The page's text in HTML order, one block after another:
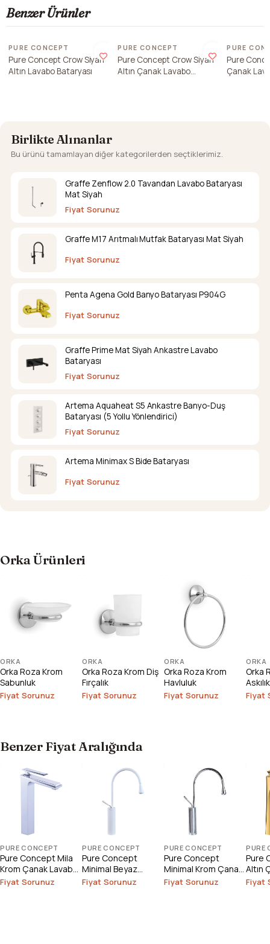
Benzer Ürünler
PURE CONCEPT
Pure Concept Crow Siyah
Altın Lavabo Bataryası
PURE CONCEPT
Pure Concept Crow Siyah
Altın Çanak Lavabo
PURE
Pure
Çanak
Birlikte Alınanlar
Bu ürünü tamamlayan diğer kategorilerden seçtiklerimiz.
Graffe Zenflow 2.0 Tavandan Lavabo Bataryası
Mat Siyah
Fiyat Sorunuz
Graffe M17 Arıtmalı Mutfak Bataryası Mat Siyah
Fiyat Sorunuz
Penta Agena Gold Banyo Bataryası P904G
Fiyat Sorunuz
Graffe Prime Mat Siyah Ankastre Lavabo
Bataryası
Fiyat Sorunuz
Artema Aquaheat S5 Ankastre Banyo-Duş
Bataryası (5 Yollu Yönlendirici)
Fiyat Sorunuz
Artema Minimax S Bide Bataryası
Fiyat Sorunuz
Orka Ürünleri
ORKA
Orka Roza Krom
Sabunluk
Fiyat Sorunuz
ORKA
Orka Roza Krom Diş
Fırçalık
Fiyat Sorunuz
ORKA
Orka Roza Krom
Havluluk
Fiyat Sorunuz
ORKA
Orka
Askılık
Fiyat
Benzer Fiyat Aralığında
PURE CONCEPT
Pure Concept Mila
Krom Çanak Lavabo
Bataryası
Fiyat Sorunuz
PURE CONCEPT
Pure Concept
Minimal Beyaz
Çanak Lavabo
Bataryası
Fiyat Sorunuz
PURE CONCEPT
Pure Concept
Minimal Krom Çanak
Lavabo Bataryası
Fiyat Sorunuz
PURE
Pure
Altın
Fiyat